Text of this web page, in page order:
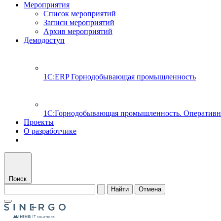
Мероприятия
Список мероприятий
Записи мероприятий
Архив мероприятий
Демодоступ
1С:ERP Горнодобывающая промышленность
1С:Горнодобывающая промышленность.
Проекты
О разработчике
Поиск
Найти
Отмена